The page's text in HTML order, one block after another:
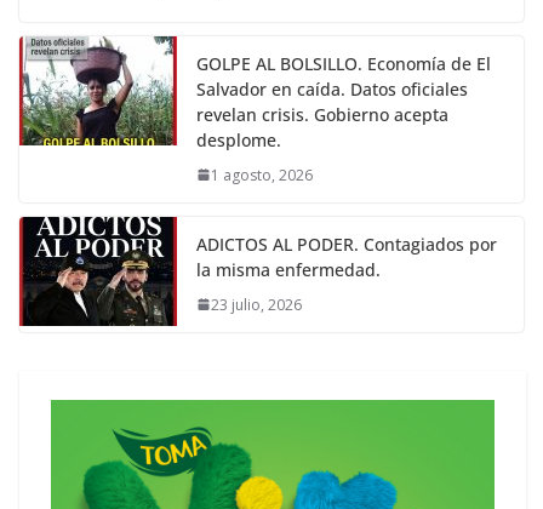
GOLPE AL BOLSILLO. Economía de El
Salvador en caída. Datos oficiales
revelan crisis. Gobierno acepta
desplome.
1 agosto, 2026
ADICTOS AL PODER. Contagiados por
la misma enfermedad.
23 julio, 2026